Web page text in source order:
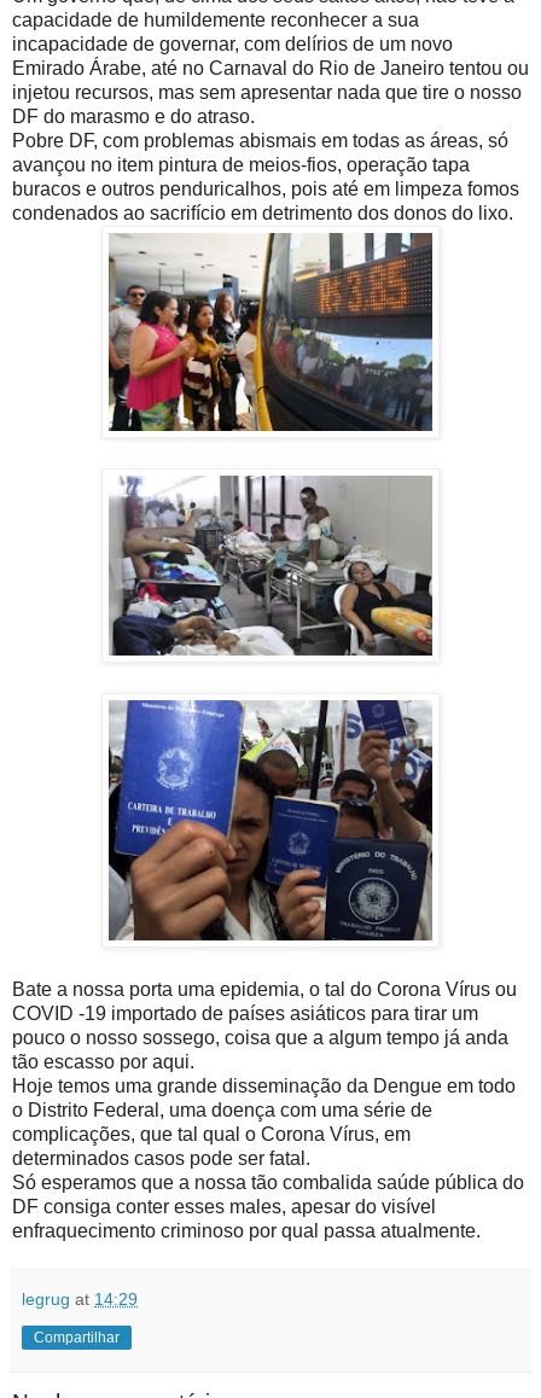
capacidade de humildemente reconhecer a sua
incapacidade de governar, com delírios de um novo
Emirado Árabe, até no Carnaval do Rio de Janeiro tentou ou
injetou recursos, mas sem apresentar nada que tire o nosso
DF do marasmo e do atraso.
Pobre DF, com problemas abismais em todas as áreas, só
avançou no item pintura de meios-fios, operação tapa
buracos e outros penduricalhos, pois até em limpeza fomos
condenados ao sacrifício em detrimento dos donos do lixo.
Bate a nossa porta uma epidemia, o tal do Corona Vírus ou
COVID -19 importado de países asiáticos para tirar um
pouco o nosso sossego, coisa que a algum tempo já anda
tão escasso por aqui.
Hoje temos uma grande disseminação da Dengue em todo
o Distrito Federal, uma doença com uma série de
complicações, que tal qual o Corona Vírus, em
determinados casos pode ser fatal.
Só esperamos que a nossa tão combalida saúde pública do
DF consiga conter esses males, apesar do visível
enfraquecimento criminoso por qual passa atualmente.
legrug at 14:29
Compartilhar